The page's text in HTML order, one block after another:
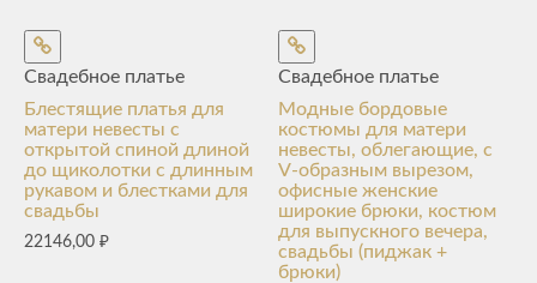
Свадебное платье
Блестящие платья для
матери невесты с
открытой спиной длиной
до щиколотки с длинным
рукавом и блестками для
свадьбы
22146,00 ₽
Свадебное платье
Модные бордовые
костюмы для матери
невесты, облегающие, с
V-образным вырезом,
офисные женские
широкие брюки, костюм
для выпускного вечера,
свадьбы (пиджак +
брюки)